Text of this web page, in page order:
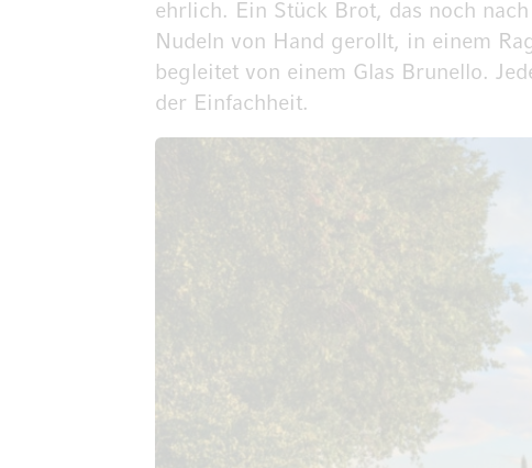
ehrlich. Ein Stück Brot, das noch
Nudeln von Hand gerollt, in einem
begleitet von einem Glas Brunello.
der Einfachheit.